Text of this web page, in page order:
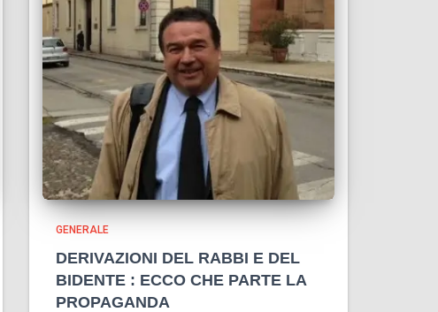
GENERALE
DERIVAZIONI DEL RABBI E DEL
BIDENTE : ECCO CHE PARTE LA
PROPAGANDA